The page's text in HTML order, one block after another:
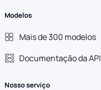
Modelos
Mais de 300 modelos
Documentação da API
Nosso serviço